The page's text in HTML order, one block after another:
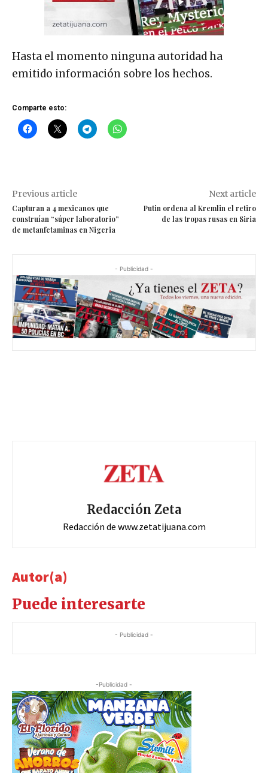
Hasta el momento ninguna autoridad ha
emitido información sobre los hechos.
Comparte esto:
Previous article
Capturan a 4 mexicanos que
construían “súper laboratorio”
de metanfetaminas en Nigeria
Next article
Putin ordena al Kremlin el retiro
de las tropas rusas en Siria
- Publicidad -
Redacción Zeta
Redacción de www.zetatijuana.com
Autor(a)
Puede interesarte
- Publicidad -
-Publicidad -